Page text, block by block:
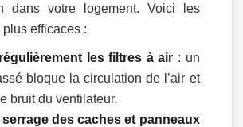
dans votre logement. Voici les
efficaces :
les filtres à air : un
bloque la circulation de l’air et
bruit du ventilateur.
des caches et panneaux